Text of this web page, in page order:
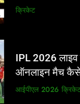
और BCCI पर
क्रिकेट
IPL 2026 लाइव
ऑनलाइन मैच
आईपीएल 2026